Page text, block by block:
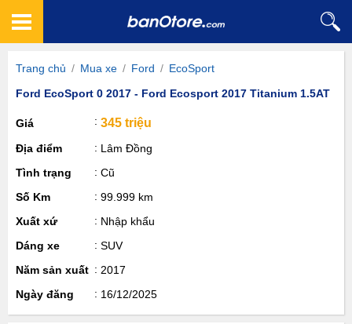
Trang chủ / Mua xe / Ford / EcoSport
Ford EcoSport 0 2017 - Ford Ecosport 2017 Titanium 1.5AT
Giá 345 triệu
Địa điểm
Lâm Đồng
Tình trạng
Cũ
Số Km
99.999 km
Xuất xứ
Nhập khẩu
Dáng xe
SUV
Năm sản xuất
2017
Ngày đăng
16/12/2025